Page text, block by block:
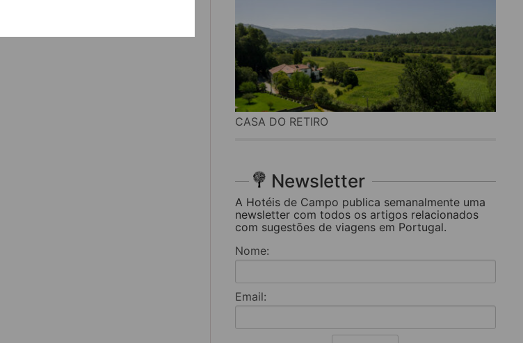
CASA DO RETIRO
Newsletter
A Hotéis de Campo publica semanalmente uma
newsletter com todos os artigos relacionados
com sugestões de viagens em Portugal.
Nome:
Email: